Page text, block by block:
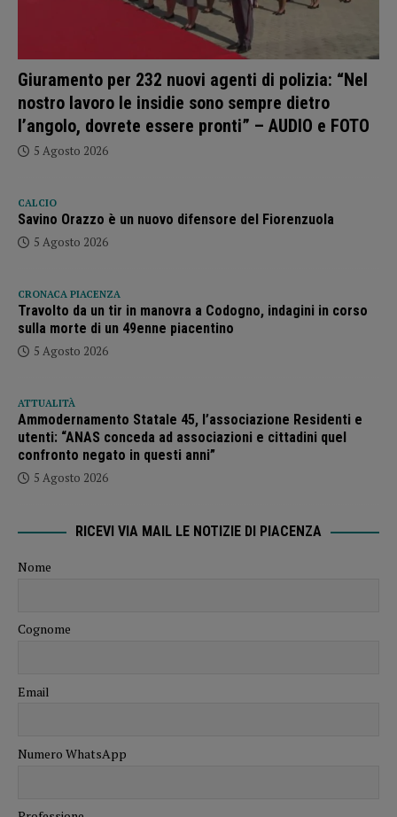
Giuramento per 232 nuovi agenti di polizia: “Nel
nostro lavoro le insidie sono sempre dietro
l’angolo, dovrete essere pronti” – AUDIO e FOTO
5 Agosto 2026
CALCIO
Savino Orazzo è un nuovo difensore del Fiorenzuola
5 Agosto 2026
CRONACA PIACENZA
Travolto da un tir in manovra a Codogno, indagini in corso
sulla morte di un 49enne piacentino
5 Agosto 2026
ATTUALITÀ
Ammodernamento Statale 45, l’associazione Residenti e
utenti: “ANAS conceda ad associazioni e cittadini quel
confronto negato in questi anni”
5 Agosto 2026
RICEVI VIA MAIL LE NOTIZIE DI PIACENZA
Nome
Cognome
Email
Numero WhatsApp